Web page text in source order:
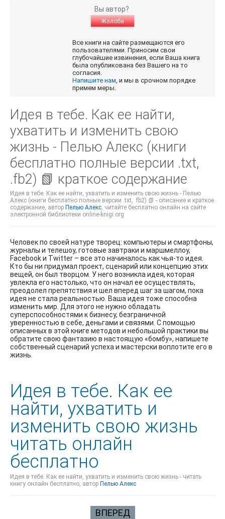
Вы автор?
Жалоба
Все книги на сайте размещаются его
пользователями. Приносим свои
глубочайшие извинения, если Ваша книга
была опубликована без Вашего на то
согласия.
Напишите нам, и мы в срочном порядке
примем меры.
Идея в тебе. Как ее найти,
ухватить и изменить свою
жизнь - Пелью Алекс (книги
бесплатно полные версии .txt,
.fb2) 📗 краткое содержание
Идея в тебе. Как ее найти, ухватить и изменить свою жизнь - Пелью
Алекс (книги бесплатно полные версии .txt, .fb2) 📗 - описание и краткое
содержание, автор Пелью Алекс, читайте бесплатно онлайн на сайте
электронной библиотеки online-knigi.org
Человек по своей натуре творец: компьютеры и смартфоны,
журналы и телешоу, готовые завтраки и маршмеллоу,
Facebook и Twitter – все это начиналось как чья-то идея.
Кто бы ни придумал проект, сценарий или концепцию этих
вещей, он был творцом. У него возникла идея, которая
увлекла его настолько, что он начал ее осуществлять,
преодолел препятствия и шел вперед шаг за шагом, пока
идея не стала реальностью. Ваша идея тоже способна
изменить мир. Для этого не нужно обладать
суперспособностями к бизнесу, безграничной
уверенностью в себе, деньгами и связями. С помощью
описанных в этой книге методов и небольшой практики вы
обратите свою фантазию в настоящую «бомбу», напишете
собственный сценарий успеха и мастерски воплотите его в
жизнь.
Идея в тебе. Как ее
найти, ухватить и
изменить свою жизнь
читать онлайн
бесплатно
Идея в тебе. Как ее найти, ухватить и изменить свою жизнь - читать
книгу онлайн бесплатно, автор Пелью Алекс
ВПЕРЕД